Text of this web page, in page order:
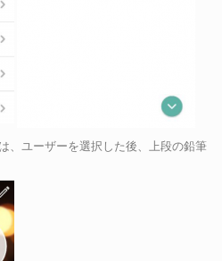
、ユーザーを選択した後、上段の鉛筆